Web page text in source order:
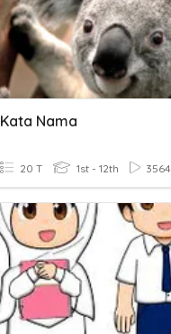
Kata Nama
20 T 1st - 12th 3564